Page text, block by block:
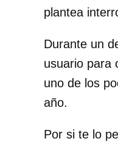
plantea
Durante un
usuario para
uno de los
año.
Por si te lo